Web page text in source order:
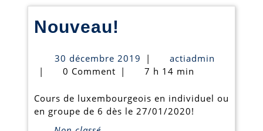
il
reste
des
places
!
Nouveau!
30 décembre 2019 30
décembre
| actiadmin
|
0 Comment | 7 h 14 min
Cours de luxembourgeois en individuel ou
en groupe de 6 dès le 27/01/2020!